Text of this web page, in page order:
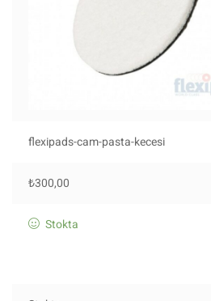
flexipads-cam-pasta-kecesi
₺300,00
Stokta